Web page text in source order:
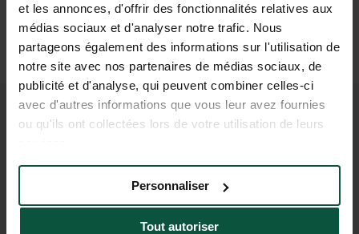
et les annonces, d'offrir des fonctionnalités relatives aux
médias sociaux et d'analyser notre trafic. Nous
partageons également des informations sur l'utilisation de
notre site avec nos partenaires de médias sociaux, de
publicité et d'analyse, qui peuvent combiner celles-ci
avec d'autres informations que vous leur avez fournies
ou qu'ils ont collectées lors de votre utilisation de leurs
Tout autoriser
Personnaliser
Basel-Mulhouse(50 km)
Anschließend
Auto oder Taxi
(40 Min.)
TRETEN SIE UNSERER
GEMEINSCHAFT BEI!
So erfahren Sie als Erster von den Neuigkeiten und
Sonderangeboten von Huttopia!